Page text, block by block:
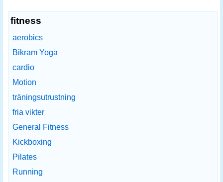
fitness
aerobics
Bikram Yoga
cardio
Motion
träningsutrustning
fria vikter
General Fitness
Kickboxing
Pilates
Running